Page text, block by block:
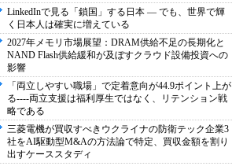
LinkedInで見る「鎖国」する日本 ― でも、世界で輝
く日本人は確実に増えている
2027年メモリ市場展望：DRAM供給不足の長期化と
NAND Flash供給緩和が及ぼすクラウド設備投資への
影響
「両立しやすい職場」で定着意向が44.9ポイント上が
る----両立支援は福利厚生ではなく、リテンション戦
略である
三菱電機が買収すべきウクライナの防衛テック企業3
社をAI駆動型M&Aの方法論で特定、買収金額を割り
出すケーススタディ